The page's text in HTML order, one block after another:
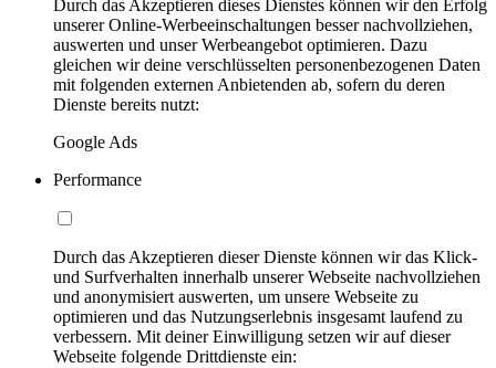
Durch das Akzeptieren dieses Dienstes können wir den Erfolg
unserer Online-Werbeeinschaltungen besser nachvollziehen,
auswerten und unser Werbeangebot optimieren. Dazu
gleichen wir deine verschlüsselten personenbezogenen Daten
mit folgenden externen Anbietenden ab, sofern du deren
Dienste bereits nutzt:
Google Ads
Performance
Durch das Akzeptieren dieser Dienste können wir das Klick-
und Surfverhalten innerhalb unserer Webseite nachvollziehen
und anonymisiert auswerten, um unsere Webseite zu
optimieren und das Nutzungserlebnis insgesamt laufend zu
verbessern. Mit deiner Einwilligung setzen wir auf dieser
Webseite folgende Drittdienste ein: